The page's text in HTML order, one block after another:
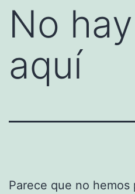
No
aquí
Parece que no